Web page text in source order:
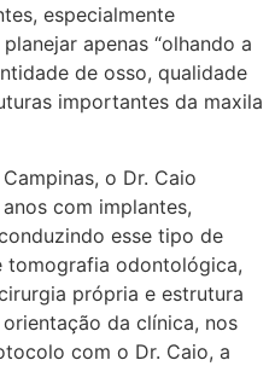
especialmente
apenas “olhando a
de osso, qualidade
importantes da maxila
o Dr. Caio
com implantes,
esse tipo de
tomografia odontológica,
própria e estrutura
da clínica, nos
com o Dr. Caio, a